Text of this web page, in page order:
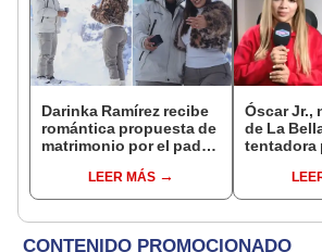
Darinka Ramírez recibe
romántica propuesta de
matrimonio por el padre
nervios, lágrimas y
muchísima felicidad"
LEER MÁS
Óscar Jr.,
de La
tentadora
denuncia